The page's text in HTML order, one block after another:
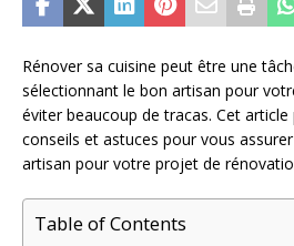
Rénover sa cuisine peut être une
sélectionnant le bon artisan pour
éviter beaucoup de tracas. Cet
conseils et astuces pour vous
artisan pour votre projet de
Table of Contents